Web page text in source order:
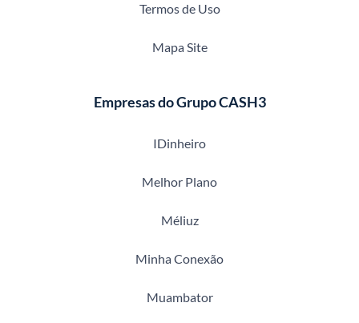
Termos de Uso
Mapa Site
Empresas do Grupo CASH3
IDinheiro
Melhor Plano
Méliuz
Minha Conexão
Muambator